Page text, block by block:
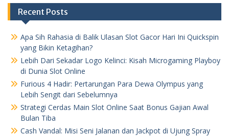
Recent Posts
Apa Sih Rahasia di Balik Ulasan Slot Gacor Hari Ini Quickspin
yang Bikin Ketagihan?
Lebih Dari Sekadar Logo Kelinci: Kisah Microgaming Playboy
di Dunia Slot Online
Furious 4 Hadir: Pertarungan Para Dewa Olympus yang
Lebih Sengit dari Sebelumnya
Strategi Cerdas Main Slot Online Saat Bonus Gajian Awal
Bulan Tiba
Cash Vandal: Misi Seni Jalanan dan Jackpot di Ujung Spray